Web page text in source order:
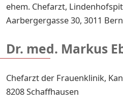
ehem. Chefarzt,
Aarbergergasse 30, 3011 Bern
Dr. med. Markus
Chefarzt der Frauenklinik,
8208 Schaffhausen